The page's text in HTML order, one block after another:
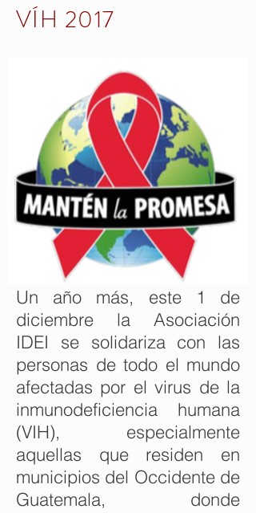
VÍH 2017
Un año más, este 1 de
diciembre la Asociación
IDEI se solidariza con las
personas de todo el mundo
afectadas por el virus de la
inmunodeficiencia humana
(VIH), especialmente
aquellas que residen en
municipios del Occidente de
Guatemala, donde